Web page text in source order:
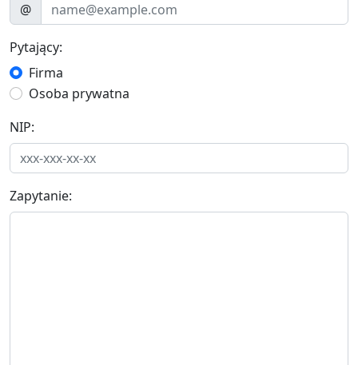
@
Pytający:
Firma
Osoba prywatna
NIP:
Zapytanie: